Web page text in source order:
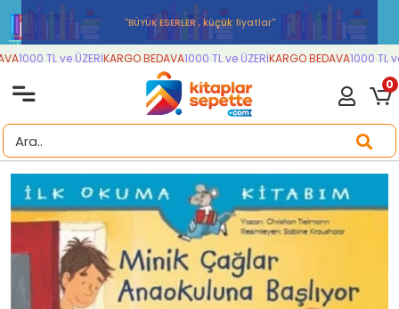
''BÜYÜK ESERLER , küçük fiyatlar''
1000 TL ve ÜZERİKARGO BEDAVA1000 TL ve ÜZERİKARGO BEDAVA1000 TL ve
0